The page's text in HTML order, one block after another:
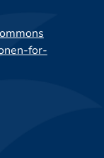
for-